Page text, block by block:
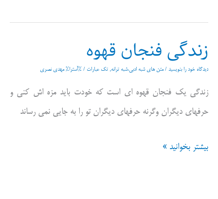
زندگی فنجان قهوه
دیدگاه‌ خود را بنویسید /متن های شبه ادبی،شبه ترانه, تک عبارات / %آسترا% مهدی نصری
زندگی یک فنجان قهوه ای است که خودت باید مزه اش کنی و
حرفهای دیگران وگرنه حرفهای دیگران تو را به جایی نمی رساند
زندگی
بیشتر بخوانید »